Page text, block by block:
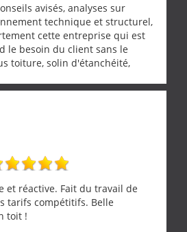
avisés, analyses sur
technique et structurel,
cette entreprise qui est
le besoin du client sans le
toiture, solin d'étanchéité,
tout a été parfaitement mis en
revenir. confiance assurée.
et réactive. Fait du travail de
tarifs compétitifs. Belle
toit !